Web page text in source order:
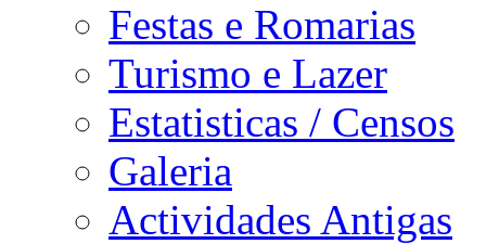
Festas e Romarias
Turismo e Lazer
Estatisticas / Censos
Galeria
Actividades Antigas